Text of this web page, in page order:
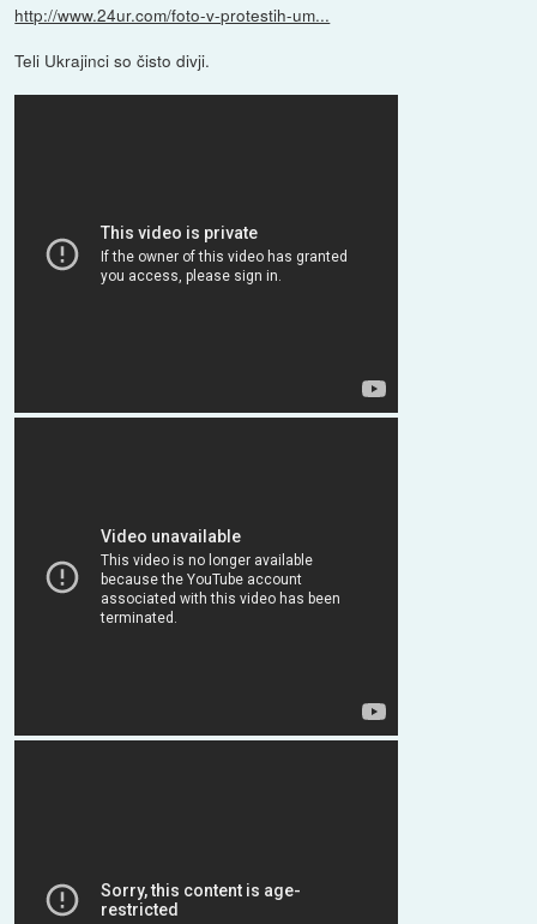
http://www.24ur.com/foto-v-protestih-um...
Teli Ukrajinci so čisto divji.